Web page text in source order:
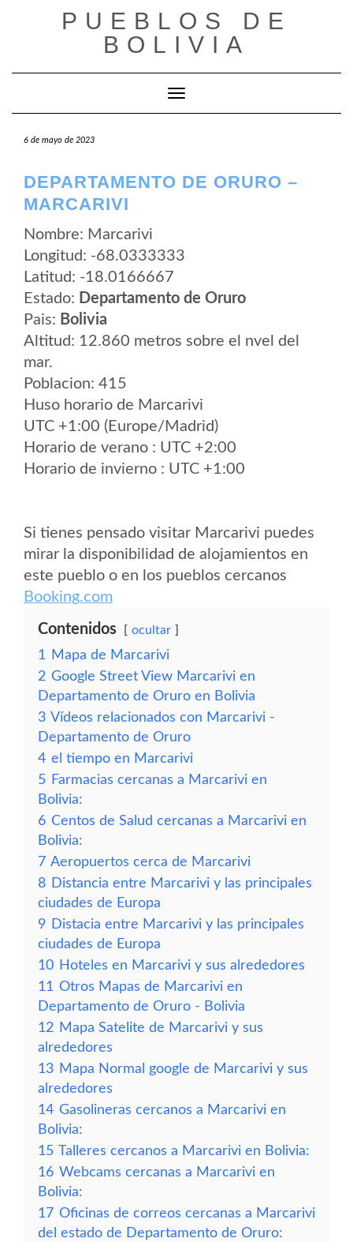
PUEBLOS DE
BOLIVIA
Cambiar modo de navegación
6 de mayo de 2023
DEPARTAMENTO DE ORURO –
MARCARIVI
Nombre: Marcarivi
Longitud: -68.0333333
Latitud: -18.0166667
Estado: Departamento de Oruro
Pais: Bolivia
Altitud: 12.860 metros sobre el nvel del
mar.
Poblacion: 415
Huso horario de Marcarivi
UTC +1:00 (Europe/Madrid)
Horario de verano : UTC +2:00
Horario de invierno : UTC +1:00
Si tienes pensado visitar Marcarivi puedes
mirar la disponibilidad de alojamientos en
este pueblo o en los pueblos cercanos
Booking.com
Contenidos ocultar
1
Mapa de Marcarivi
2 Google Street View Marcarivi en
Departamento de Oruro en Bolivia
3 Vídeos relacionados con Marcarivi -
Departamento de Oruro
4 el tiempo en Marcarivi
5 Farmacias cercanas a Marcarivi en
Bolivia:
6 Centos de Salud cercanas a Marcarivi en
Bolivia:
7 Aeropuertos cerca de Marcarivi
8 Distancia entre Marcarivi y las principales
ciudades de Europa
9 Distacia entre Marcarivi y las principales
ciudades de Europa
10 Hoteles en Marcarivi y sus alrededores
11 Otros Mapas de Marcarivi en
Departamento de Oruro - Bolivia
12 Mapa Satelite de Marcarivi y sus
alrededores
13 Mapa Normal google de Marcarivi y sus
alrededores
14 Gasolineras cercanos a Marcarivi en
Bolivia:
15 Talleres cercanos a Marcarivi en Bolivia:
16 Webcams cercanas a Marcarivi en
Bolivia:
17 Oficinas de correos cercanas a Marcarivi
del estado de Departamento de Oruro: